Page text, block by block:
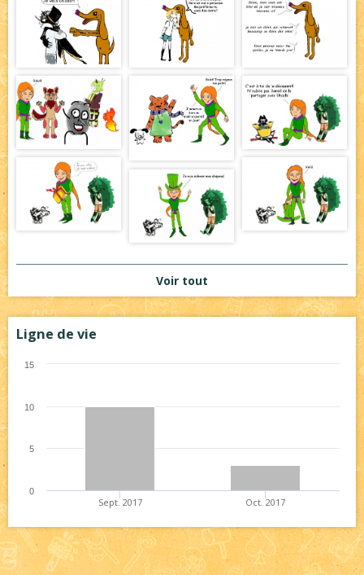
Voir tout
Ligne de vie
Sept. 2017 Oct. 2017
0
5
10
15